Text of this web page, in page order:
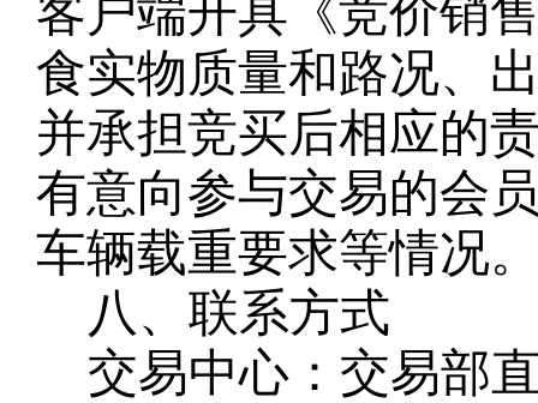
客户端开具《竞价销
食实物质量和路况、
并承担竞买后相应的
有意向参与交易的会
车辆载重要求等情况
八、联系方式
交易中心： 交易部